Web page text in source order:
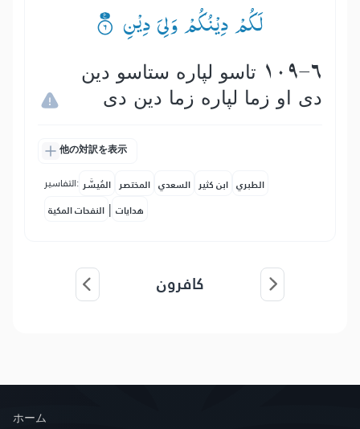
لَكُمْ دِیْنُكُمْ وَلِیَ دِیْنِ ۟۠
109-6 تاسو لپاره ستاسو دین
دى او زما لپاره زما دین دى
他の対訳を表示
التفاسير: المُيسَّر المختصر السعدي ابن كثير الطبري
النفحات المكية | هدايات
کافرون
ホーム